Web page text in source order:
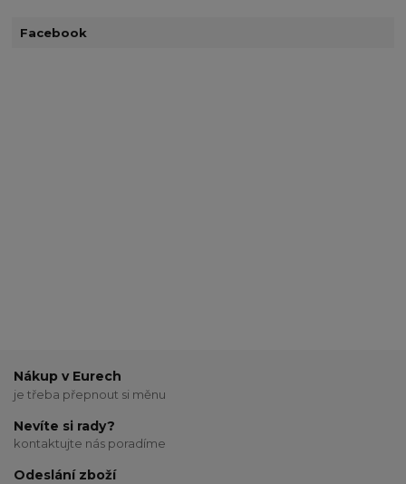
Facebook
Nákup v Eurech
je třeba přepnout si měnu
Nevíte si rady?
kontaktujte nás poradíme
Odeslání zboží